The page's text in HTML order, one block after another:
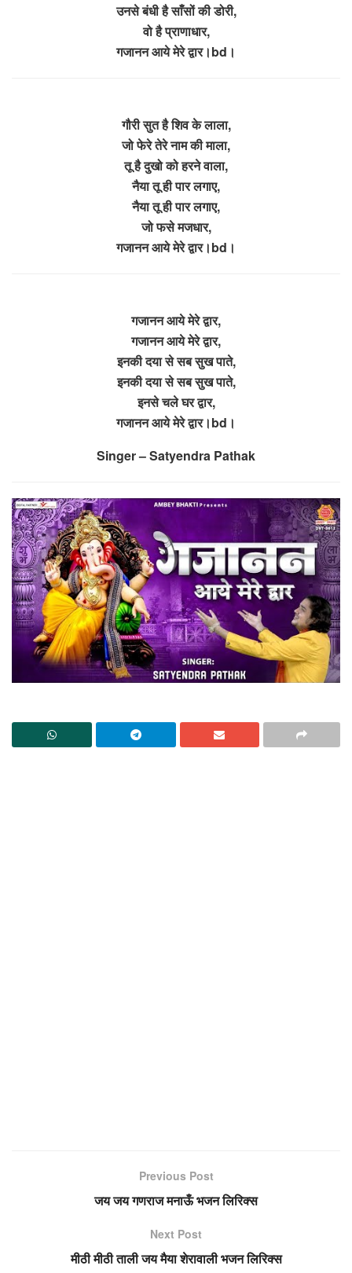
उनसे बंधी है साँसों की डोरी,
वो है प्राणाधार,
गजानन आये मेरे द्वार।bd।
गौरी सुत है शिव के लाला,
जो फेरे तेरे नाम की माला,
तू है दुखो को हरने वाला,
नैया तू ही पार लगाए,
नैया तू ही पार लगाए,
जो फसे मजधार,
गजानन आये मेरे द्वार।bd।
गजानन आये मेरे द्वार,
गजानन आये मेरे द्वार,
इनकी दया से सब सुख पाते,
इनकी दया से सब सुख पाते,
इनसे चले घर द्वार,
गजानन आये मेरे द्वार।bd।
Singer – Satyendra Pathak
Previous Post
जय जय गणराज मनाऊँ भजन लिरिक्स
Next Post
मीठी मीठी ताली जय मैया शेरावाली भजन लिरिक्स